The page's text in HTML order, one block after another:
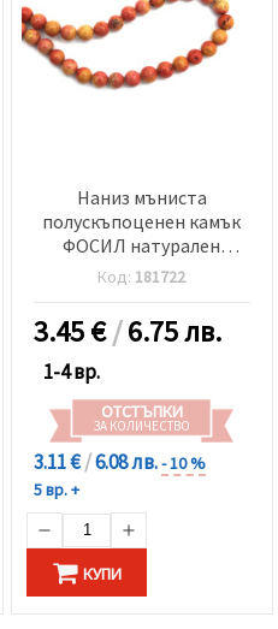
Наниз мъниста
полускъпоценен камък
ФОСИЛ натурален
оцветен оранжев топче
6±6.5 мм ±58 броя
Код: 181722
3.45€/6.75 лв.
1-4 вр.
ОТСТЪПКИ
ЗА КОЛИЧЕСТВО
3.11 €/6.08 лв.- 10 %
5 вр. +
КУПИ